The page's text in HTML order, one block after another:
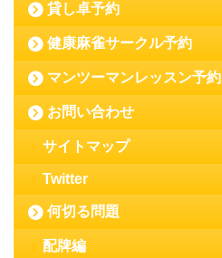
貸し卓予約
健康麻雀サークル予約
マンツーマンレッスン予約
お問い合わせ
サイトマップ
Twitter
何切る問題
配牌編